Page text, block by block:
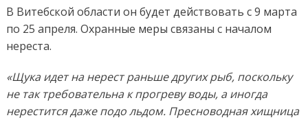
В Витебской области он будет действовать с 9 марта
по 25 апреля. Охранные меры связаны с началом
нереста.
«Щука идет на нерест раньше других рыб, поскольку
не так требовательна к прогреву воды, а иногда
нерестится даже подо льдом. Пресноводная хищница